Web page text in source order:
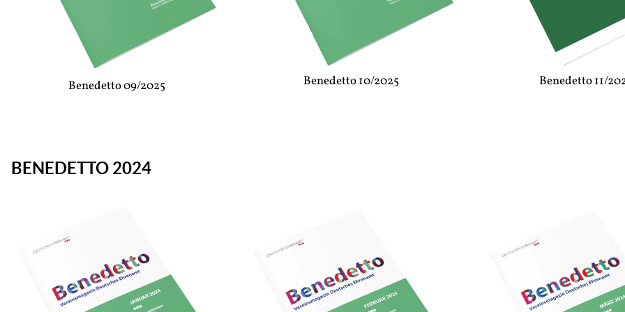
Benedetto 09/2025 Benedetto 10/2025 Benedetto 11/
BENEDETTO 2024